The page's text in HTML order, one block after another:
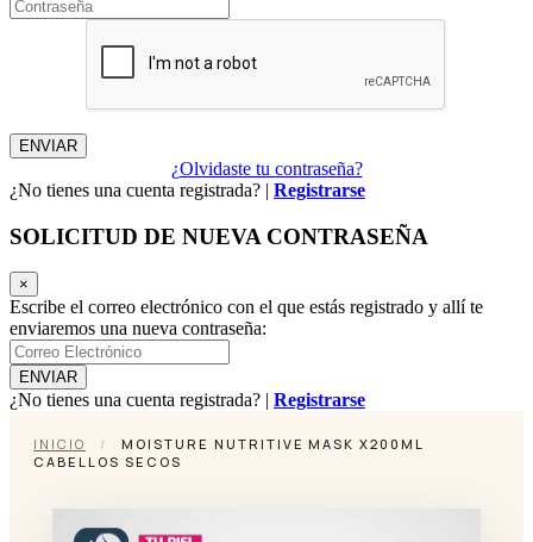
¿Olvidaste tu contraseña?
¿No tienes una cuenta registrada? | Registrarse
SOLICITUD DE NUEVA CONTRASEÑA
×
Escribe el correo electrónico con el que estás registrado y allí te
enviaremos una nueva contraseña:
¿No tienes una cuenta registrada? | Registrarse
INICIO /
MOISTURE NUTRITIVE MASK X200ML
CABELLOS SECOS